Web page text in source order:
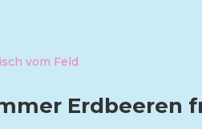
Erdbeeren